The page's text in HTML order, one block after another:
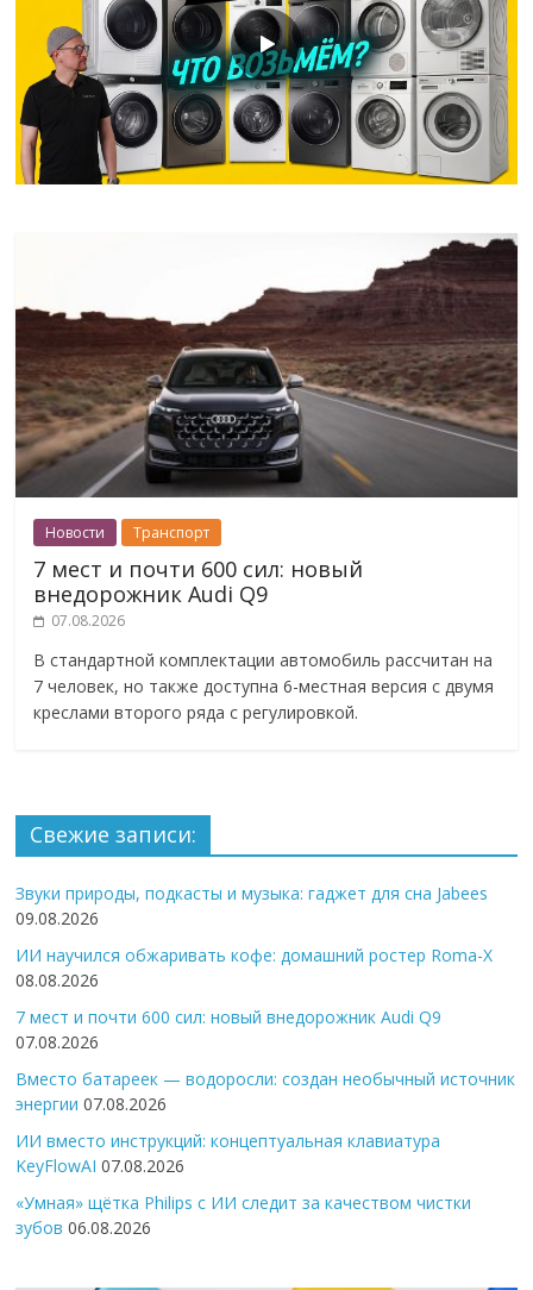
Новости Транспорт
7 мест и почти 600 сил: новый
внедорожник Audi Q9
07.08.2026
В стандартной комплектации автомобиль рассчитан на
7 человек, но также доступна 6-местная версия с двумя
креслами второго ряда с регулировкой.
Свежие записи:
Звуки природы, подкасты и музыка: гаджет для сна Jabees
09.08.2026
ИИ научился обжаривать кофе: домашний ростер Roma-X
08.08.2026
7 мест и почти 600 сил: новый внедорожник Audi Q9
07.08.2026
Вместо батареек — водоросли: создан необычный источник
энергии 07.08.2026
ИИ вместо инструкций: концептуальная клавиатура
KeyFlowAI 07.08.2026
«Умная» щётка Philips с ИИ следит за качеством чистки
зубов 06.08.2026